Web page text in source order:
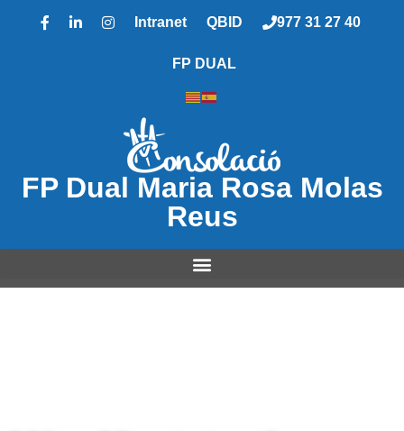
Intranet QBID 977 31 27 40
FP DUAL
FP Dual Maria Rosa Molas
Reus